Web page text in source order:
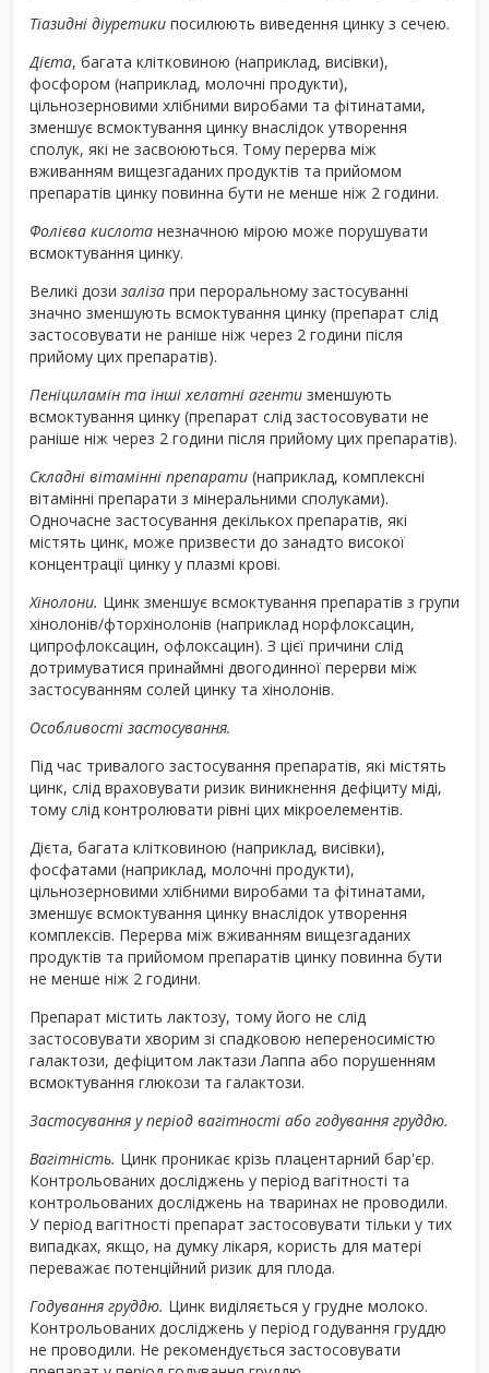
Тіазидні діуретики посилюють виведення цинку з сечею.
Дієта, багата клітковиною (наприклад, висівки),
фосфором (наприклад, молочні продукти),
цільнозерновими хлібними виробами та фітинатами,
зменшує всмоктування цинку внаслідок утворення
сполук, які не засвоюються. Тому перерва між
вживанням вищезгаданих продуктів та прийомом
препаратів цинку повинна бути не менше ніж 2 години.
Фолієва кислота незначною мірою може порушувати
всмоктування цинку.
Великі дози заліза при пероральному застосуванні
значно зменшують всмоктування цинку (препарат слід
застосовувати не раніше ніж через 2 години після
прийому цих препаратів).
Пеніциламін та інші хелатні агенти зменшують
всмоктування цинку (препарат слід застосовувати не
раніше ніж через 2 години після прийому цих препаратів).
Складні вітамінні препарати (наприклад, комплексні
вітамінні препарати з мінеральними сполуками).
Одночасне застосування декількох препаратів, які
містять цинк, може призвести до занадто високої
концентрації цинку у плазмі крові.
Хінолони. Цинк зменшує всмоктування препаратів з групи
хінолонів/фторхінолонів (наприклад норфлоксацин,
ципрофлоксацин, офлоксацин). З цієї причини слід
дотримуватися принаймні двогодинної перерви між
застосуванням солей цинку та хінолонів.
Особливості застосування.
Під час тривалого застосування препаратів, які містять
цинк, слід враховувати ризик виникнення дефіциту міді,
тому слід контролювати рівні цих мікроелементів.
Дієта, багата клітковиною (наприклад, висівки),
фосфатами (наприклад, молочні продукти),
цільнозерновими хлібними виробами та фітинатами,
зменшує всмоктування цинку внаслідок утворення
комплексів. Перерва між вживанням вищезгаданих
продуктів та прийомом препаратів цинку повинна бути
не менше ніж 2 години.
Препарат містить лактозу, тому його не слід
застосовувати хворим зі спадковою непереносимістю
галактози, дефіцитом лактази Лаппа або порушенням
всмоктування глюкози та галактози.
Застосування у період вагітності або годування груддю.
Вагітність. Цинк проникає крізь плацентарний бар'єр.
Контрольованих досліджень у період вагітності та
контрольованих досліджень на тваринах не проводили.
У період вагітності препарат застосовувати тільки у тих
випадках, якщо, на думку лікаря, користь для матері
переважає потенційний ризик для плода.
Годування груддю. Цинк виділяється у грудне молоко.
Контрольованих досліджень у період годування груддю
не проводили. Не рекомендується застосовувати